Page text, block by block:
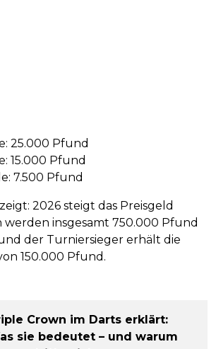
25.000 Pfund
15.000 Pfund
7.500 Pfund
2026 steigt das Preisgeld
werden insgesamt 750.000 Pfund
der Turniersieger erhält die
150.000 Pfund.
Crown im Darts erklärt:
sie bedeutet – und warum